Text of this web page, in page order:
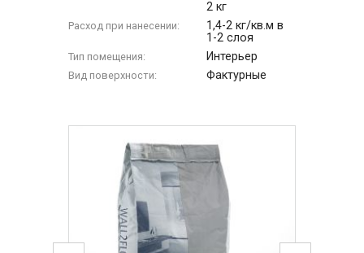
2 кг
Расход при нанесении:
1,4-2 кг/кв.м в
1-2 слоя
Тип помещения: Интерьер
Вид поверхности: Фактурные